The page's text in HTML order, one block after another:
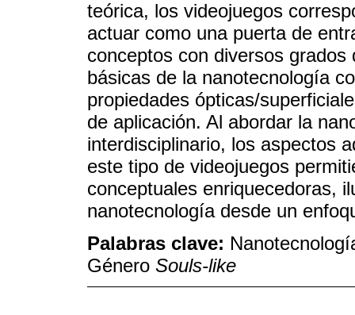
teórica, los videojuegos
actuar como una puerta de
conceptos con diversos
básicas de la nanotecnología
propiedades ópticas/
de aplicación. Al abordar la
interdisciplinario, los aspectos
este tipo de videojuegos
conceptuales enriquecedoras,
nanotecnología desde un
Palabras clave:
Género Souls-like